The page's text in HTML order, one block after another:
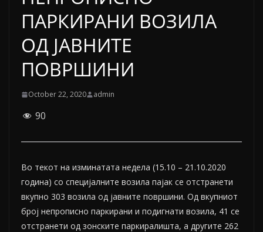
ПАРКИРАНИ ВОЗИЛА
ОД ЈАВНИТЕ
ПОВРШИНИ
October 22, 2020 admin
90
Во текот на изминатата недела (15.10 – 21.10.2020
година) со специјалните возила пајак се отстранети
вкупно 303 возила од јавните површини. Од вкупниот
број непрописно паркирани и подигнати возила, 41 се
отстранети од зонските паркиралишта, а другите 262